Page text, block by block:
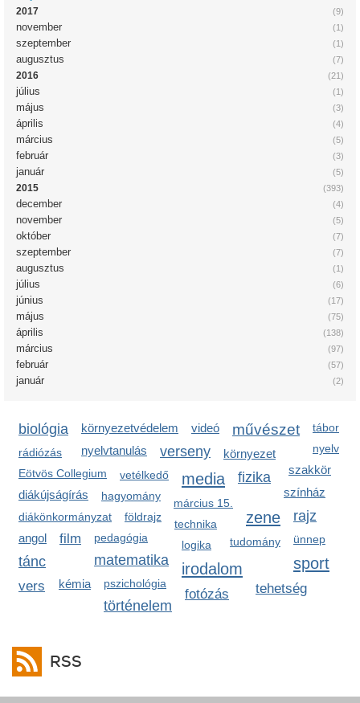
(9)
2017
(1)
november
(1)
szeptember
(7)
augusztus
(21)
2016
(1)
július
(3)
május
(4)
április
(5)
március
(3)
február
(5)
január
(393)
2015
(4)
december
(5)
november
(7)
október
(7)
szeptember
(1)
augusztus
(6)
július
(17)
június
(75)
május
(138)
április
(97)
március
(57)
február
(2)
január
biológia környezetvédelem videó művészet
tábor
nyelv
nyelvtanulás verseny környezet
rádiózás
szakkör
Eötvös Collegium vetélkedő media fizika
színház
diákújságírás hagyomány
március 15.
zene
diákönkormányzat rajz
földrajz
technika
angol film pedagógia tudomány
matematika
ünnep
logika
tánc sport
irodalom
kémia pszichológia tehetség
történelem
vers
fotózás
RSS